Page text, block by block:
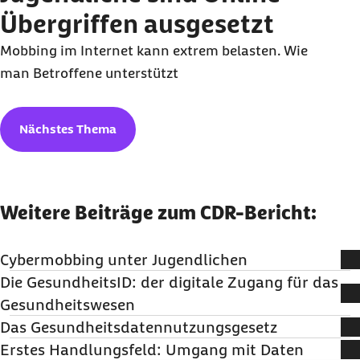
Übergriffen ausgesetzt
Mobbing im Internet kann extrem belasten. Wie
man Betroffene unterstützt
Nächstes Thema
Weitere Beiträge zum CDR-Bericht:
Cybermobbing unter Jugendlichen
Viele Jugendliche sind Online-Übergriffen ausgesetzt.
Wie man Betroffene unterstützt
Weiterlesen
Die GesundheitsID: der digitale Zugang für das
Gesundheitswesen
Mit der digitalen Identität haben Versicherte nun einen
sicheren Schlüssel für Gesundheitsangebote.
Das Gesundheitsdatennutzungsgesetz
Ein neues Gesetz erlaubt es den Krankenkassen,
Erstes Handlungsfeld: Umgang mit Daten